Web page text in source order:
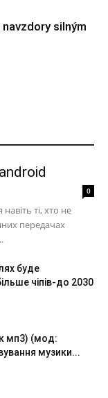
silným
0
ті, хто не
передачах
буде
чіпів-до 2030
мп3) (мод:
музики...